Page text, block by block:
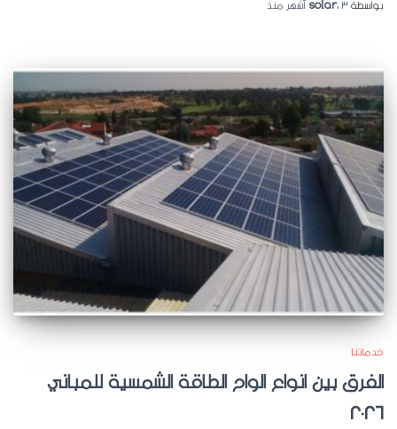
بواسطة
solar، 3 أشهر منذ
خدماتنا
الفرق بين انواع الواح الطاقة الشمسية للمباني
2026